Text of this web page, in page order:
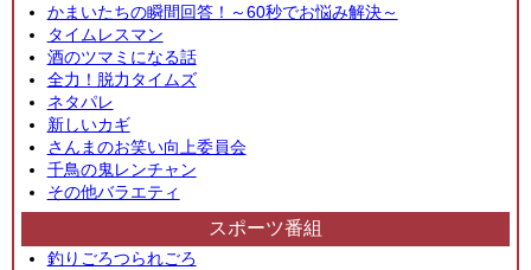
かまいたちの瞬間回答！～60秒でお悩み解決～
タイムレスマン
酒のツマミになる話
全力！脱力タイムズ
ネタパレ
新しいカギ
さんまのお笑い向上委員会
千鳥の鬼レンチャン
その他バラエティ
スポーツ番組
釣りごろつられごろ